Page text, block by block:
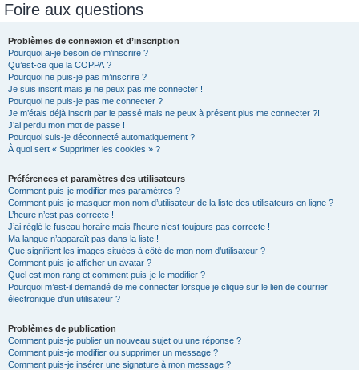
Foire aux questions
Problèmes de connexion et d’inscription
Pourquoi ai-je besoin de m’inscrire ?
Qu’est-ce que la COPPA ?
Pourquoi ne puis-je pas m’inscrire ?
Je suis inscrit mais je ne peux pas me connecter !
Pourquoi ne puis-je pas me connecter ?
Je m’étais déjà inscrit par le passé mais ne peux à présent plus me connecter ?!
J’ai perdu mon mot de passe !
Pourquoi suis-je déconnecté automatiquement ?
À quoi sert « Supprimer les cookies » ?
Préférences et paramètres des utilisateurs
Comment puis-je modifier mes paramètres ?
Comment puis-je masquer mon nom d’utilisateur de la liste des utilisateurs en ligne ?
L’heure n’est pas correcte !
J’ai réglé le fuseau horaire mais l’heure n’est toujours pas correcte !
Ma langue n’apparaît pas dans la liste !
Que signifient les images situées à côté de mon nom d’utilisateur ?
Comment puis-je afficher un avatar ?
Quel est mon rang et comment puis-je le modifier ?
Pourquoi m’est-il demandé de me connecter lorsque je clique sur le lien de courrier
électronique d’un utilisateur ?
Problèmes de publication
Comment puis-je publier un nouveau sujet ou une réponse ?
Comment puis-je modifier ou supprimer un message ?
Comment puis-je insérer une signature à mon message ?